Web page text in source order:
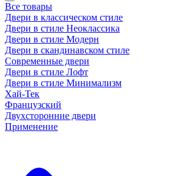
Все товары
Двери в классическом стиле
Двери в стиле Неоклассика
Двери в стиле Модерн
Двери в скандинавском стиле
Современные двери
Двери в стиле Лофт
Двери в стиле Минимализм
Хай-Тек
Французский
Двухсторонние двери
Применение